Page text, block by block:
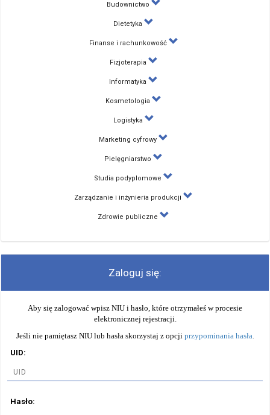
Budownictwo
Dietetyka
Finanse i rachunkowość
Fizjoterapia
Informatyka
Kosmetologia
Logistyka
Marketing cyfrowy
Pielęgniarstwo
Studia podyplomowe
Zarządzanie i inżynieria produkcji
Zdrowie publiczne
Zaloguj się:
Aby się zalogować wpisz NIU i hasło, które otrzymałeś w procesie
elektronicznej rejestracji.
Jeśli nie pamiętasz NIU lub hasła skorzystaj z opcji przypominania hasła.
UID:
Hasło: